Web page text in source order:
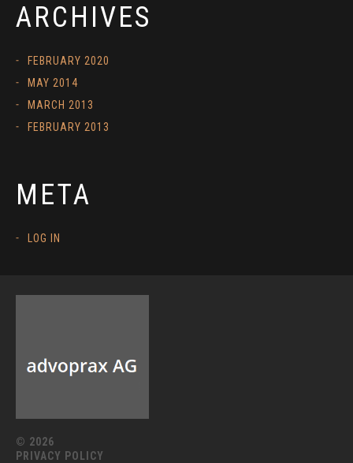
ARCHIVES
FEBRUARY 2020
MAY 2014
MARCH 2013
FEBRUARY 2013
META
LOG IN
© 2026
PRIVACY POLICY